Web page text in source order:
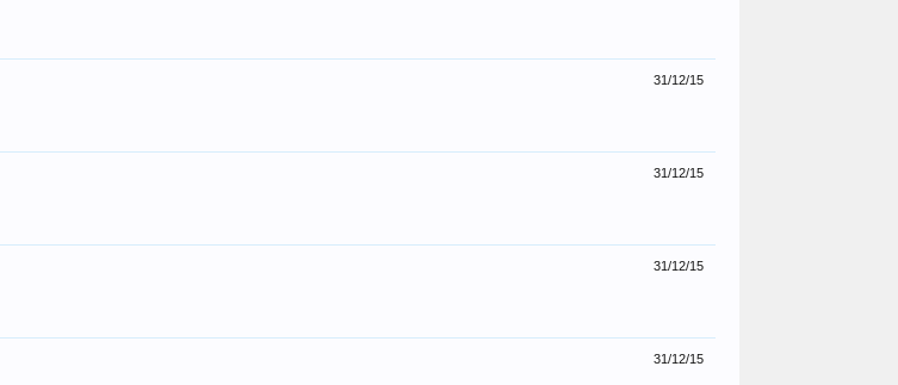
31/12/15
31/12/15
31/12/15
31/12/15